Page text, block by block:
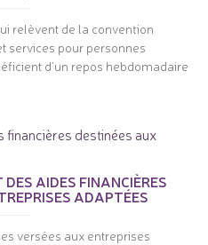
relèvent de la convention
services pour personnes
d'un repos hebdomadaire
AIDES FINANCIÈRES
ADAPTÉES
versées aux entreprises